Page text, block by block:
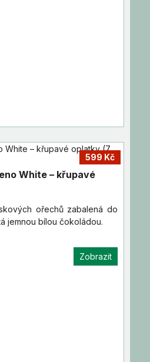
599 Kč
White – křupavé
ořechů zabalená do
jemnou bílou čokoládou.
Zobrazit